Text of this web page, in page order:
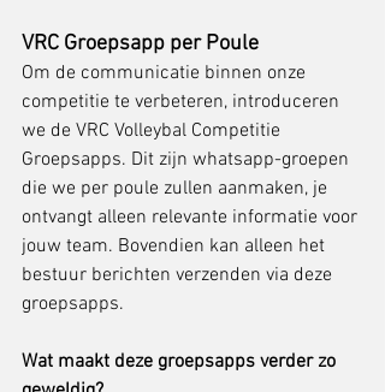
VRC Groepsapp per Poule
Om de communicatie binnen onze
competitie te verbeteren, introduceren
we de VRC Volleybal Competitie
Groepsapps. Dit zijn whatsapp-groepen
die we per poule zullen aanmaken, je
ontvangt alleen relevante informatie voor
jouw team. Bovendien kan alleen het
bestuur berichten verzenden via deze
groepsapps.
Wat maakt deze groepsapps verder zo